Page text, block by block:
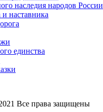
наследия народов России
и наставника
единства
Все права защищены